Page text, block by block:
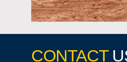
CONTACT